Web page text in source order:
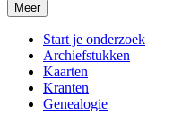
Meer
Start je onderzoek
Archiefstukken
Kaarten
Kranten
Genealogie